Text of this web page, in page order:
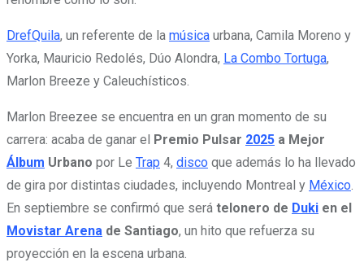
DrefQuila, un referente de la música urbana, Camila Moreno y
Yorka, Mauricio Redolés, Dúo Alondra, La Combo Tortuga,
Marlon Breeze y Caleuchísticos.
Marlon Breezee se encuentra en un gran momento de su
carrera: acaba de ganar el Premio Pulsar 2025 a Mejor
Álbum Urbano por Le Trap 4, disco que además lo ha llevado
de gira por distintas ciudades, incluyendo Montreal y México
En septiembre se confirmó que será telonero de Duki en el
Movistar Arena de Santiago, un hito que refuerza su
proyección en la escena urbana.